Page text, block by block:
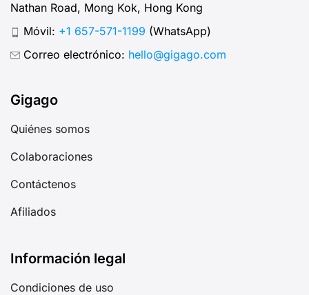
Nathan Road, Mong Kok, Hong Kong
Móvil: +1 657-571-1199 (WhatsApp)
Correo electrónico: hello@gigago.com
Gigago
Quiénes somos
Colaboraciones
Contáctenos
Afiliados
Información legal
Condiciones de uso